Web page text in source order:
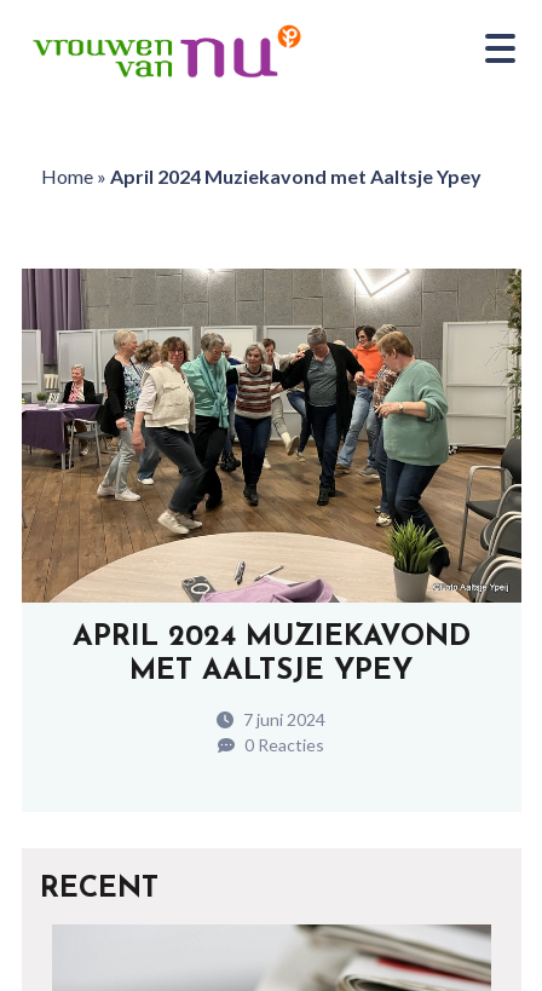
Home» April 2024 Muziekavond met Aaltsje Ypey
APRIL 2024 MUZIEKAVOND
MET AALTSJE YPEY
7 juni 2024
0 Reacties
RECENT